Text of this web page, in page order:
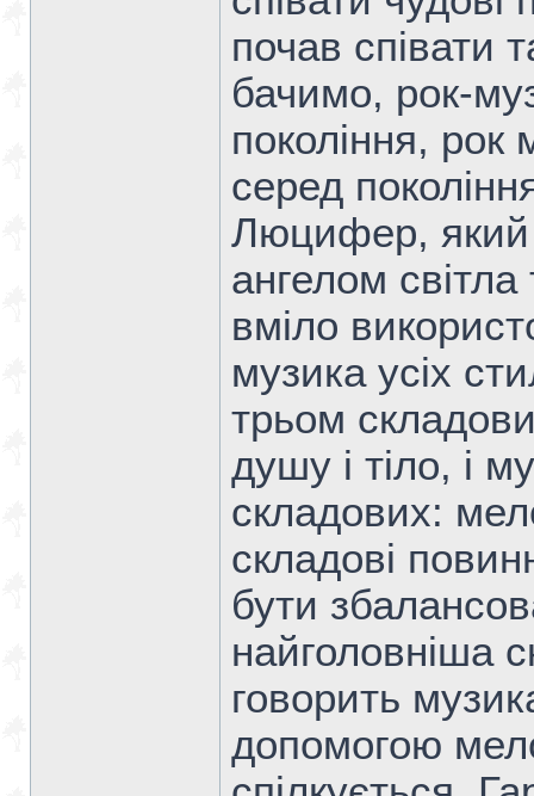
почав співати
бачимо, рок-
покоління, рок
серед
Люцифер, який
ангелом
вміло
музика усіх
трьом
душу і тіло, і
складових:
складові
бути
найголовніша
говорить
допомогою